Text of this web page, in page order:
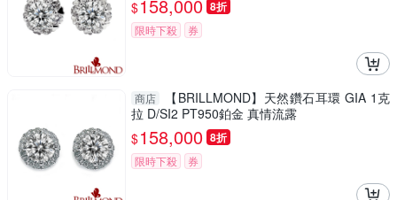
$158,000 8折
限時下殺 券
商店
【BRILLMOND】天然鑽石耳環 GIA 1克
拉 D/SI2 PT950鉑金 真情流露
$158,000 8折
限時下殺 券